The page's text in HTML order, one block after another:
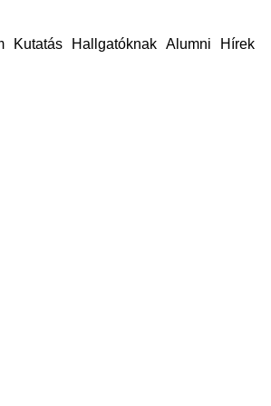
Kutatás Hallgatóknak Alumni Hírek